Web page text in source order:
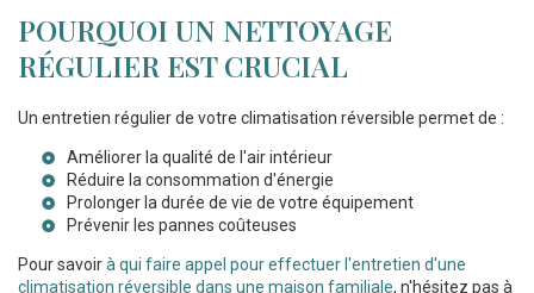
POURQUOI UN NETTOYAGE
RÉGULIER EST CRUCIAL
Un entretien régulier de votre climatisation réversible permet de :
Améliorer la qualité de l'air intérieur
Réduire la consommation d'énergie
Prolonger la durée de vie de votre équipement
Prévenir les pannes coûteuses
Pour savoirà qui faire appel pour effectuer l'entretien d'une
climatisation réversible dans une maison familiale, n'hésitez pas à